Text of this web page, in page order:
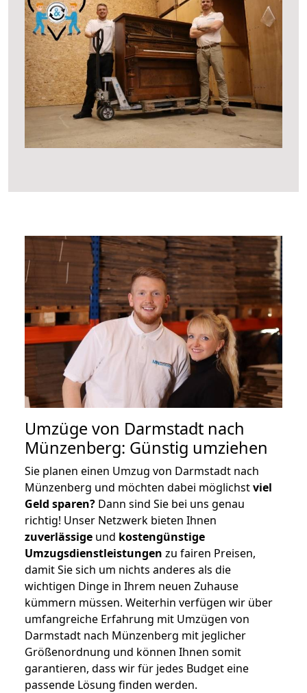
Umzüge von Darmstadt nach
Münzenberg: Günstig umziehen
Sie planen einen Umzug von Darmstadt nach
Münzenberg und möchten dabei möglichstviel
Geld sparen? Dann sind Sie bei uns genau
richtig! Unser Netzwerk bieten Ihnen
zuverlässige und kostengünstige
Umzugsdienstleistungen zu fairen Preisen,
damit Sie sich um nichts anderes als die
wichtigen Dinge in Ihrem neuen Zuhause
kümmern müssen. Weiterhin verfügen wir über
umfangreiche Erfahrung mit Umzügen von
Darmstadt nach Münzenberg mit jeglicher
Größenordnung und können Ihnen somit
garantieren, dass wir für jedes Budget eine
passende Lösung finden werden.